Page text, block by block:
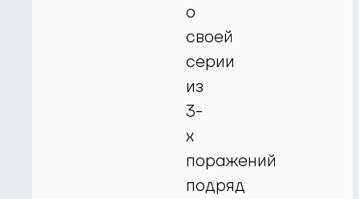
о
своей
серии
из
3-
х
поражений
подряд